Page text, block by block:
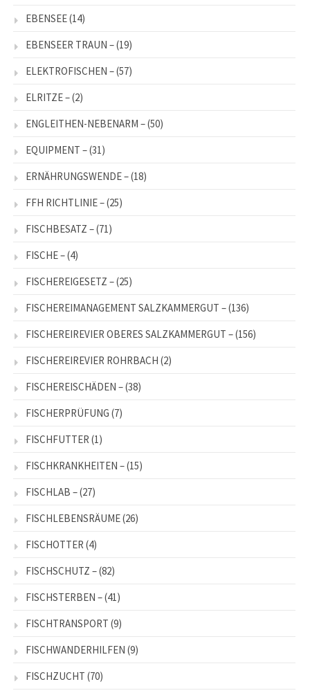
EBENSEE(14)
EBENSEER TRAUN –(19)
ELEKTROFISCHEN –(57)
ELRITZE –(2)
ENGLEITHEN-NEBENARM –(50)
EQUIPMENT –(31)
ERNÄHRUNGSWENDE –(18)
FFH RICHTLINIE –(25)
FISCHBESATZ –(71)
FISCHE –(4)
FISCHEREIGESETZ –(25)
FISCHEREIMANAGEMENT SALZKAMMERGUT –(136)
FISCHEREIREVIER OBERES SALZKAMMERGUT –(156)
FISCHEREIREVIER ROHRBACH (2)
FISCHEREISCHÄDEN –(38)
FISCHERPRÜFUNG (7)
FISCHFUTTER (1)
FISCHKRANKHEITEN –(15)
FISCHLAB –(27)
FISCHLEBENSRÄUME(26)
FISCHOTTER (4)
FISCHSCHUTZ –(82)
FISCHSTERBEN –(41)
FISCHTRANSPORT (9)
FISCHWANDERHILFEN (9)
FISCHZUCHT (70)